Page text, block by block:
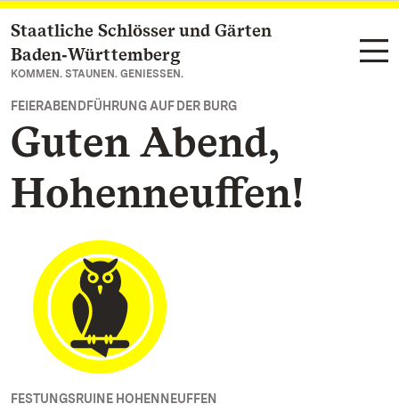
Zum Hauptinhalt springen
Staatliche Schlösser und Gärten
Baden‑Württemberg
KOMMEN. STAUNEN. GENIESSEN.
FEIERABENDFÜHRUNG AUF DER BURG
Guten Abend,
Hohenneuffen!
FESTUNGSRUINE HOHENNEUFFEN